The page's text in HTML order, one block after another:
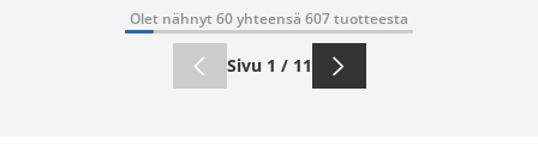
Olet nähnyt 60 yhteensä 607 tuotteesta
Sivu 1 / 11